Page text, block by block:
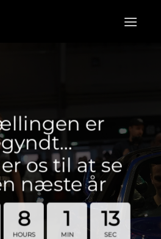
er
os til at se
næste år
8
HOURS
1
MIN
12
SEC